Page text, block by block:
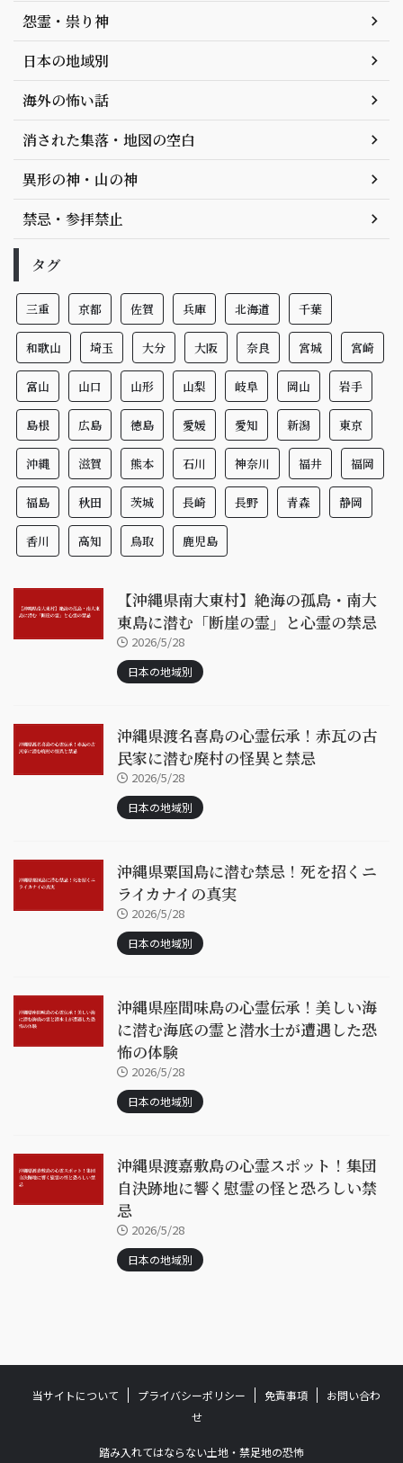
怨霊・祟り神
日本の地域別
海外の怖い話
消された集落・地図の空白
異形の神・山の神
禁忌・参拝禁止
タグ
三重 京都 佐賀 兵庫 北海道 千葉
和歌山 埼玉 大分 大阪 奈良 宮城 宮崎
富山 山口 山形 山梨 岐阜 岡山 岩手
島根 広島 徳島 愛媛 愛知 新潟 東京
沖縄 滋賀 熊本 石川 神奈川 福井 福岡
福島 秋田 茨城 長崎 長野 青森 静岡
香川 高知 鳥取 鹿児島
【沖縄県南大東村】絶海の孤島・南大
東島に潜む「断崖の霊」と心霊の禁忌
2026/5/28
日本の地域別
沖縄県渡名喜島の心霊伝承！赤瓦の古
民家に潜む廃村の怪異と禁忌
2026/5/28
日本の地域別
沖縄県粟国島に潜む禁忌！死を招くニ
ライカナイの真実
2026/5/28
日本の地域別
沖縄県座間味島の心霊伝承！美しい海
に潜む海底の霊と潜水士が遭遇した恐
怖の体験
2026/5/28
日本の地域別
沖縄県渡嘉敷島の心霊スポット！集団
自決跡地に響く慰霊の怪と恐ろしい禁
忌
2026/5/28
日本の地域別
当サイトについて プライバシーポリシー 免責事項
お問い合わ
せ
踏み入れてはならない土地・禁足地の恐怖